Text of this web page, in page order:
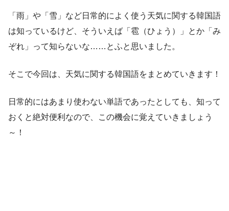
「雨」や「雪」など日常的によく使う天気に関する韓国語
は知っているけど、そういえば「雹（ひょう）」とか「み
ぞれ」って知らないな……とふと思いました。
そこで今回は、天気に関する韓国語をまとめていきます！
日常的にはあまり使わない単語であったとしても、知って
おくと絶対便利なので、この機会に覚えていきましょう
～！